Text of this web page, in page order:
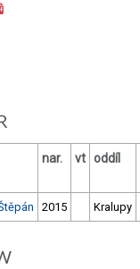
nar. vt oddíl
2015 Kralupy